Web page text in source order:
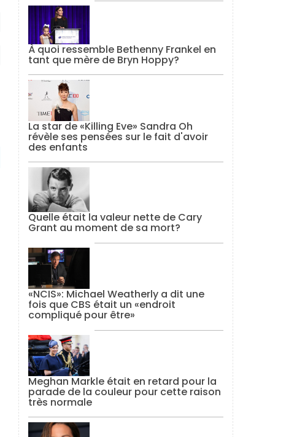
À quoi ressemble Bethenny Frankel en
tant que mère de Bryn Hoppy?
La star de «Killing Eve» Sandra Oh
révèle ses pensées sur le fait d'avoir
des enfants
Quelle était la valeur nette de Cary
Grant au moment de sa mort?
«NCIS»: Michael Weatherly a dit une
fois que CBS était un «endroit
compliqué pour être»
Meghan Markle était en retard pour la
parade de la couleur pour cette raison
très normale